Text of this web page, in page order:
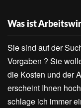
Was ist
Sie sind auf der
Vorgaben ? Sie
die Kosten und der
erscheint Ihnen
schlage ich immer